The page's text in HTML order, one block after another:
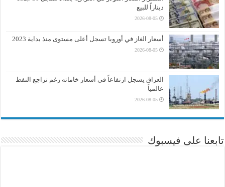
ديناراً للبيع
2026-08-05
أسعار الغاز في أوروبا تسجل أعلى مستوى منذ بداية 2023
2026-08-05
العراق يسجل ارتفاعاً في أسعار خاماته رغم تراجع النفط
عالمياً
2026-08-05
تابعنا على فيسبوك